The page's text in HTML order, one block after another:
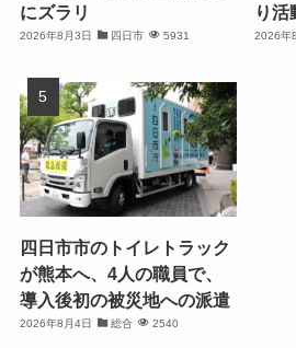
にズラリ
2026年8月3日 四日市 5931
り活
2026年
四日市市のトイレトラック
が熊本へ、4人の職員で、
導入後初の被災地への派遣
2026年8月4日 総合 2540